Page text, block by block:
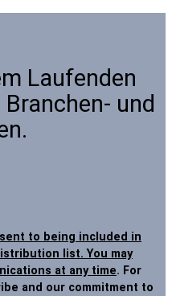
Laufenden
und
to being included in
list. You may
at any time. For
and our commitment to